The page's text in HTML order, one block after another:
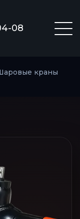
08
краны